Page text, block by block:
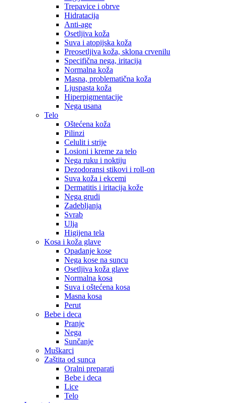
Trepavice i obrve
Hidratacija
Anti-age
Osetljiva koža
Suva i atopijska koža
Preosetljiva koža, sklona crvenilu
Specifična nega, iritacija
Normalna koža
Masna, problematična koža
Ljuspasta koža
Hiperpigmentacije
Nega usana
Telo
Oštećena koža
Pilinzi
Celulit i strije
Losioni i kreme za telo
Nega ruku i noktiju
Dezodoransi stikovi i roll-on
Suva koža i ekcemi
Dermatitis i iritacija kože
Nega grudi
Zadebljanja
Svrab
Ulja
Higijena tela
Kosa i koža glave
Opadanje kose
Nega kose na suncu
Osetljiva koža glave
Normalna kosa
Suva i oštećena kosa
Masna kosa
Perut
Bebe i deca
Pranje
Nega
Sunčanje
Muškarci
Zaštita od sunca
Oralni preparati
Bebe i deca
Lice
Telo